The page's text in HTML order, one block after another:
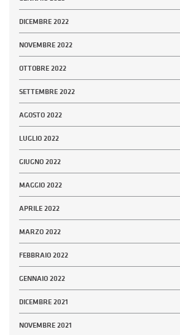
DICEMBRE 2022
NOVEMBRE 2022
OTTOBRE 2022
SETTEMBRE 2022
AGOSTO 2022
LUGLIO 2022
GIUGNO 2022
MAGGIO 2022
APRILE 2022
MARZO 2022
FEBBRAIO 2022
GENNAIO 2022
DICEMBRE 2021
NOVEMBRE 2021